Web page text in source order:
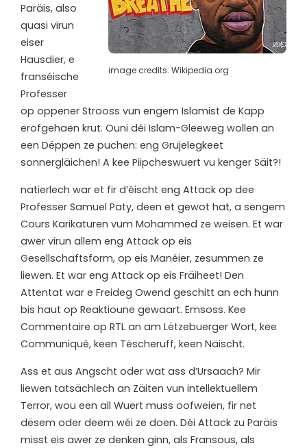
image credits: Wikipedia.org
Paräis, also
quasi virun
eiser
Hausdier, e
franséische
Professer
op oppener Strooss vun engem Islamist de Kapp
erofgehaen krut. Ouni déi Islam-Gleeweg wollen an
een Dëppen ze puchen: eng Grujelegkeet
sonnergläichen! A kee Piipcheswuert vu kenger Säit?!
natierlech war et fir d’éischt eng Attack op dee
Professer Samuel Paty, deen et gewot hat, a sengem
Cours Karikaturen vum Mohammed ze weisen. Et war
awer virun allem eng Attack op eis
Gesellschaftsform, op eis Manéier, zesummen ze
liewen. Et war eng Attack op eis Fräiheet! Den
Attentat war e Freideg Owend geschitt an ech hunn
bis haut op Reaktioune gewaart. Ëmsoss. Kee
Commentaire op RTL an am Lëtzebuerger Wort, kee
Communiqué, keen Tëscheruff, keen Näischt.
Ass et aus Angscht oder wat ass d’Ursaach? Mir
liewen tatsächlech an Zäiten vun intellektuellem
Terror, wou een all Wuert muss oofweien, fir net
dësem oder deem wéi ze doen. Déi Attack zu Paräis
misst eis awer ze denken ginn, als Fransous, als